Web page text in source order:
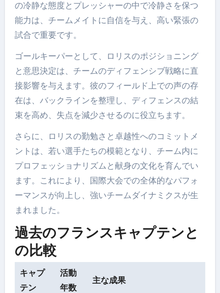
の冷静な態度とプレッシャーの中で冷静さを保つ
能力は、チームメイトに自信を与え、高い緊張の
試合で重要です。
ゴールキーパーとして、ロリスのポジショニング
と意思決定は、チームのディフェンシブ戦略に直
接影響を与えます。彼のフィールド上での声の存
在は、バックラインを整理し、ディフェンスの結
束を高め、失点を減少させるのに役立ちます。
さらに、ロリスの勤勉さと卓越性へのコミットメ
ントは、若い選手たちの模範となり、チーム内に
プロフェッショナリズムと献身の文化を育んでい
ます。これにより、国際大会での全体的なパフォ
ーマンスが向上し、強いチームダイナミクスが生
まれました。
過去のフランスキャプテンと
の比較
キャプ
テン
活動
年数
主な成果